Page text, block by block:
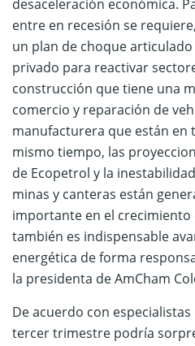
desaceleración económica.
entre en recesión se
un plan de choque
privado para reactivar
construcción que tiene una
comercio y reparación de
manufacturera que están en
mismo tiempo, las
de Ecopetrol y la
minas y canteras están
importante en el
también es indispensable
energética de forma
la presidenta de AmCham
De acuerdo con
tercer trimestre podría